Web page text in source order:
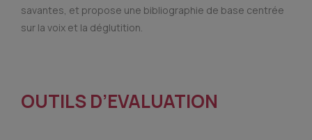
savantes, et propose une bibliographie de base centrée
sur la voix et la déglutition.
OUTILS D’EVALUATION